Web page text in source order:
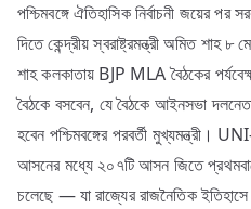
পশ্চিমবঙ্গে ঐতিহাসিক নির্বাচনী জয়ের
দিতে কেন্দ্রীয় স্বরাষ্ট্রমন্ত্রী অমিত
শাহ কলকাতায় BJP MLA বৈঠকের
বৈঠকে বসবেন, যে বৈঠকে আইনসভা
হবেন পশ্চিমবঙ্গের পরবর্তী মুখ্যমন্ত্রী।
আসনের মধ্যে ২০৭টি আসন জিতে
চলেছে — যা রাজ্যের রাজনৈতিক